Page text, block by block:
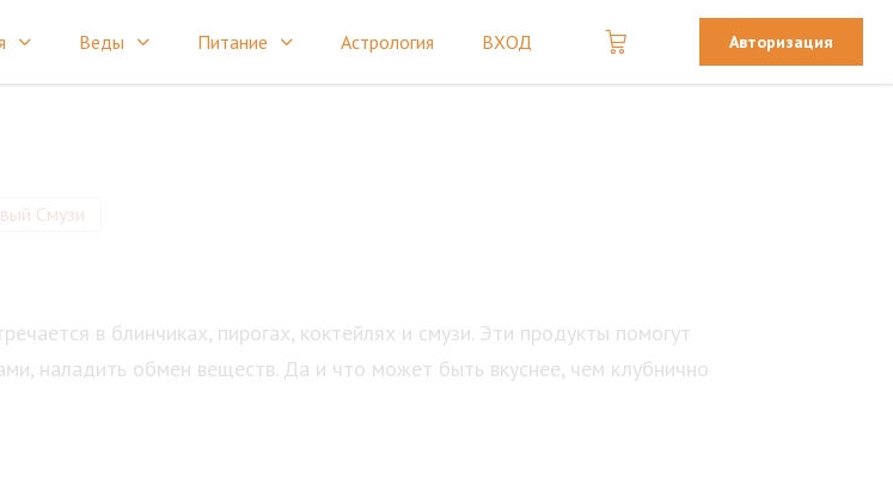
Веды Питание Астрология ВХОД Авторизация
Смузи
в блинчиках, пирогах, коктейлях и смузи. Эти продукты помогут
наладить обмен веществ. Да и что может быть вкуснее, чем клубнично